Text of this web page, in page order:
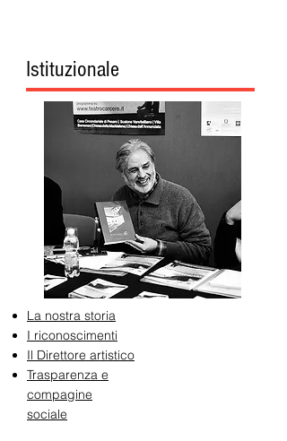
Istituzionale
La nostra storia
I riconoscimenti
Il Direttore artistico
Trasparenza e
compagine
sociale